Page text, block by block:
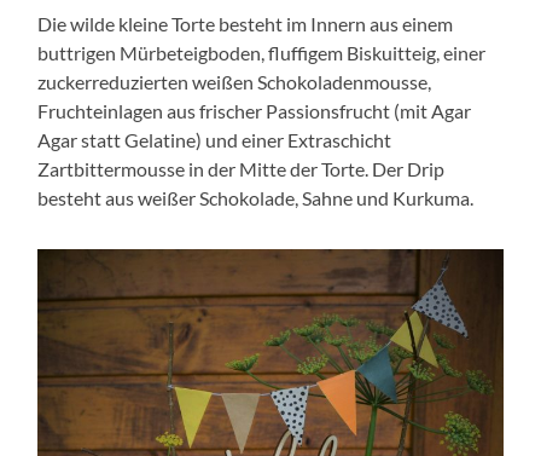
Die wilde kleine Torte besteht im Innern aus einem
buttrigen Mürbeteigboden, fluffigem Biskuitteig, einer
zuckerreduzierten weißen Schokoladenmousse,
Fruchteinlagen aus frischer Passionsfrucht (mit Agar
Agar statt Gelatine) und einer Extraschicht
Zartbittermousse in der Mitte der Torte. Der Drip
besteht aus weißer Schokolade, Sahne und Kurkuma.